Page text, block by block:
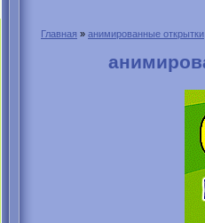
Главная » анимированные открытки